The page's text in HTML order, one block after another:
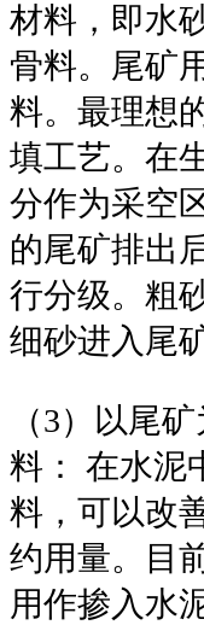
材料，即水
骨料。尾矿
料。最理想
填工艺。在
分作为采空
的尾矿排出
行分级。粗
细砂进入尾
（3）以尾
料： 在水泥
料，可以改
约用量。目
用作掺入水